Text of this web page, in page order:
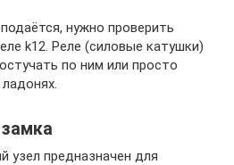
нужно проверить
k12. Реле (силовые катушки)
по ним или просто
предназначен для